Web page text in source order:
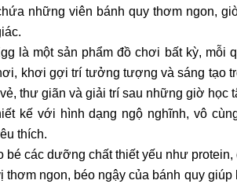
những viên bánh quy thơm ngon,
là một sản phẩm đồ chơi bất kỳ, mỗi
khơi gợi trí tưởng tượng và sáng tạo
thư giãn và giải trí sau những giờ học
kế với hình dạng ngộ nghĩnh, vô
thích.
bé các dưỡng chất thiết yếu như
thơm ngon, béo ngậy của bánh quy